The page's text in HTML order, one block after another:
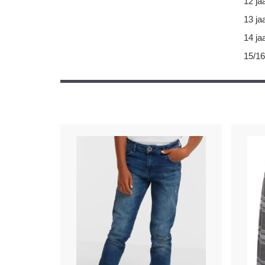
13
14
15/